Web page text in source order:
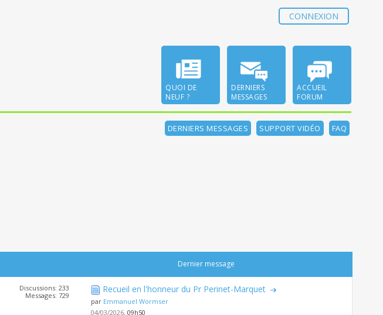
CONNEXION
QUOI DE
NEUF ?
DERNIERS
MESSAGES
ACCUEIL
FORUM
DERNIERS MESSAGES SUPPORT VIDÉO FAQ
Dernier message
Discussions: 233
Messages: 729
Recueil en l'honneur du Pr Perinet-Marquet
par Emmanuel Wormser
04/03/2026,09h50